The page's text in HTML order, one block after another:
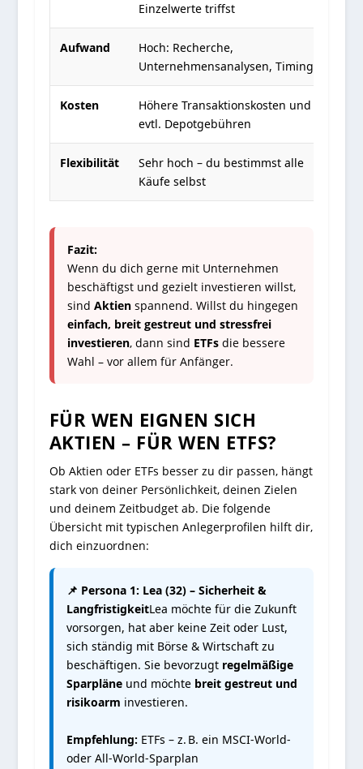
Einzelwerte triffst
Aufwand
Hoch: Recherche,
Unternehmensanalysen, Timing
Kosten
Höhere Transaktionskosten und
evtl. Depotgebühren
Flexibilität
Sehr hoch – du bestimmst alle
Käufe selbst
Fazit:
Wenn du dich gerne mit Unternehmen
beschäftigst und gezielt investieren willst,
sind Aktienspannend. Willst du hingegen
einfach, breit gestreut und stressfrei
investieren, dann sind ETFsdie bessere
Wahl – vor allem für Anfänger.
FÜR WEN EIGNEN SICH
AKTIEN – FÜR WEN ETFS?
Ob Aktien oder ETFs besser zu dir passen, hängt
stark von deiner Persönlichkeit, deinen Zielen
und deinem Zeitbudget ab. Die folgende
Übersicht mit typischen Anlegerprofilen hilft dir,
dich einzuordnen:
📌 Persona 1: Lea (32) – Sicherheit &
LangfristigkeitLea möchte für die Zukunft
vorsorgen, hat aber keine Zeit oder Lust,
sich ständig mit Börse & Wirtschaft zu
beschäftigen. Sie bevorzugt regelmäßige
Sparpläneund möchte breit gestreut und
risikoarm investieren.
Empfehlung: ETFs – z. B. ein MSCI-World-
oder All-World-Sparplan